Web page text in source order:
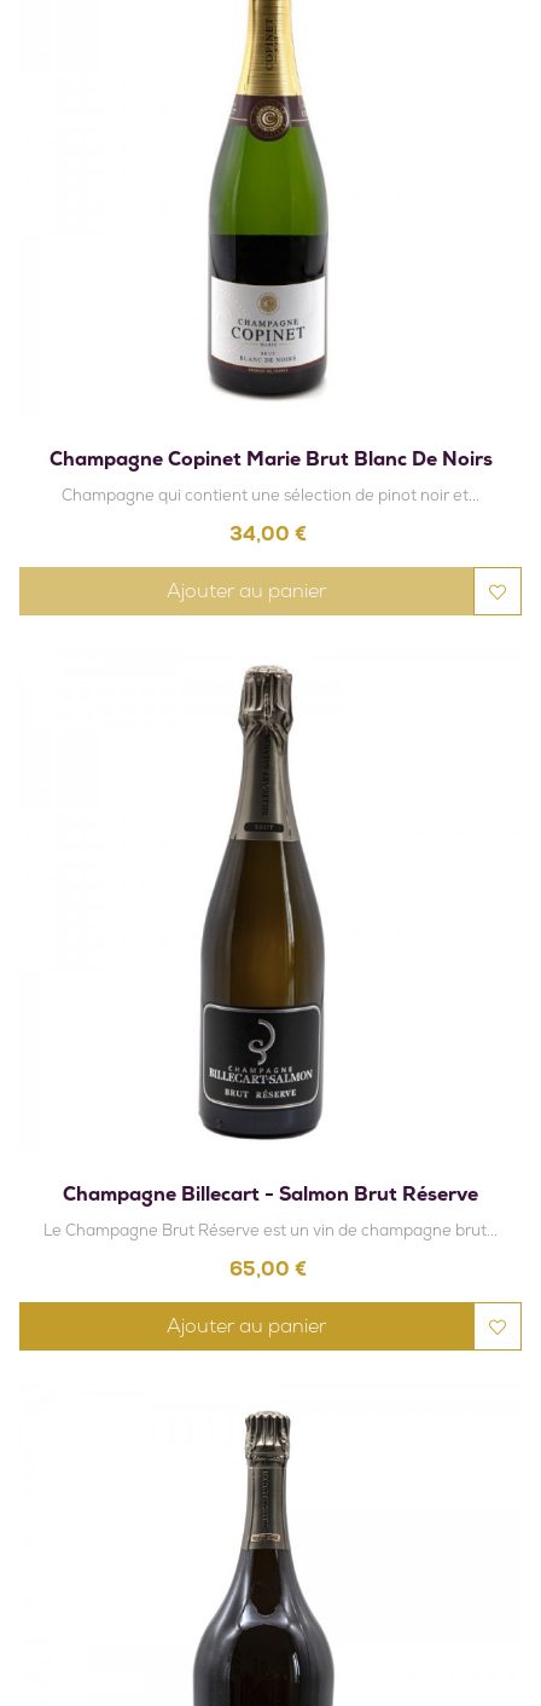
Champagne Copinet Marie Brut Blanc De Noirs
Champagne qui contient une sélection de pinot noir et...
Prix
34,00 €
Ajouter au panier
Champagne Billecart - Salmon Brut Réserve
Le Champagne Brut Réserve est un vin de champagne brut...
Prix
65,00 €
Ajouter au panier